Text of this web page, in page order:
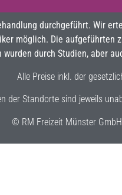
durchgeführt. Wir
möglich. Die
wurden durch Studien, aber
Alle Preise inkl. der
der Standorte sind jeweils
© RM Freizeit Münster